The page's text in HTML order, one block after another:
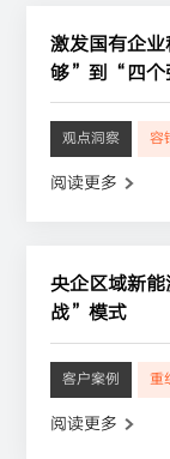
激发国有企
够”到“四个
观点洞察 容
阅读更多
央企区域新
战”模式
客户案例 重
阅读更多